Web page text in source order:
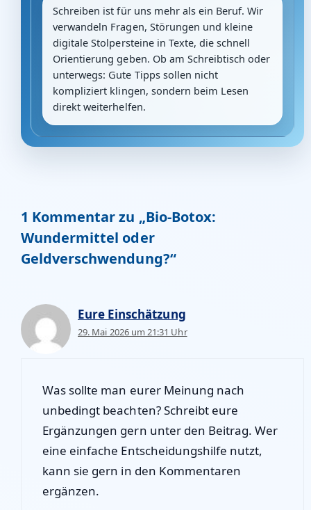
Schreiben ist für uns mehr als ein Beruf. Wir
verwandeln Fragen, Störungen und kleine
digitale Stolpersteine in Texte, die schnell
Orientierung geben. Ob am Schreibtisch oder
unterwegs: Gute Tipps sollen nicht
kompliziert klingen, sondern beim Lesen
direkt weiterhelfen.
1 Kommentar zu „Bio-Botox:
Wundermittel oder
Geldverschwendung?“
Eure Einschätzung
29. Mai 2026 um 21:31 Uhr
Was sollte man eurer Meinung nach
unbedingt beachten? Schreibt eure
Ergänzungen gern unter den Beitrag. Wer
eine einfache Entscheidungshilfe nutzt,
kann sie gern in den Kommentaren
ergänzen.